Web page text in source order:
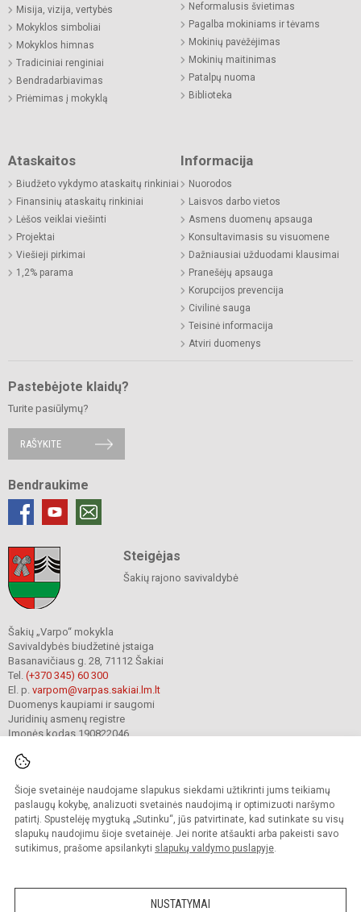
Šioje svetainėje naudojame slapukus siekdami užtikrinti jums teikiamų
paslaugų kokybę, analizuoti svetainės naudojimą ir optimizuoti naršymo
patirtį. Spustelėję mygtuką „Sutinku“, jūs patvirtinate, kad sutinkate su visų
slapukų naudojimu šioje svetainėje. Jei norite atšaukti arba pakeisti savo
sutikimus, prašome apsilankyti slapukų valdymo puslapyje.
NUSTATYMAI
Misija, vizija, vertybės
Mokyklos simboliai
Mokyklos himnas
Tradiciniai renginiai
Bendradarbiavimas
Priėmimas į mokyklą
Neformalusis švietimas
Pagalba mokiniams ir tėvams
Mokinių pavėžėjimas
Mokinių maitinimas
Patalpų nuoma
Biblioteka
Ataskaitos
Biudžeto vykdymo ataskaitų rinkiniai
Finansinių ataskaitų rinkiniai
Lėšos veiklai viešinti
Projektai
Viešieji pirkimai
1,2% parama
Informacija
Nuorodos
Laisvos darbo vietos
Asmens duomenų apsauga
Konsultavimasis su visuomene
Dažniausiai užduodami klausimai
Pranešėjų apsauga
Korupcijos prevencija
Civilinė sauga
Teisinė informacija
Atviri duomenys
Pastebėjote klaidų?
Turite pasiūlymų?
RAŠYKITE
Bendraukime
Steigėjas
Šakių rajono savivaldybė
Šakių „Varpo“ mokykla
Savivaldybės biudžetinė įstaiga
Basanavičiaus g. 28, 71112 Šakiai
Tel. (+370 345) 60 300
El. p. varpom@varpas.sakiai.lm.lt
Duomenys kaupiami ir saugomi
Juridinių asmenų registre
Įmonės kodas 190822046
© 2023. Šakių „Varpo“ mokykla. Visos teisės saugomos.
Kopijuoti turinį be raštiško mokyklos sutikimo griežtai draudžiama.
Prieinamumo paraiška Slapukų politika Privatumo politika
Sumanus būdas atnaujinti